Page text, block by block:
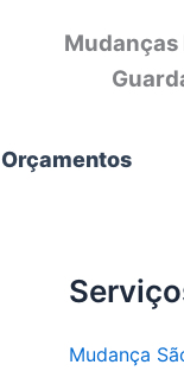
Mudanças
Orçamentos
Mudança